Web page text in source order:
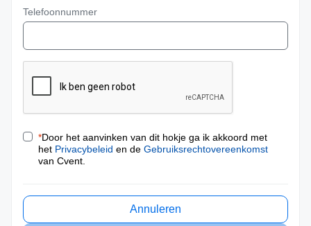
Telefoonnummer
*Door het aanvinken van dit hokje ga ik akkoord met
het Privacybeleid en de Gebruiksrechtovereenkomst
van Cvent.
Annuleren